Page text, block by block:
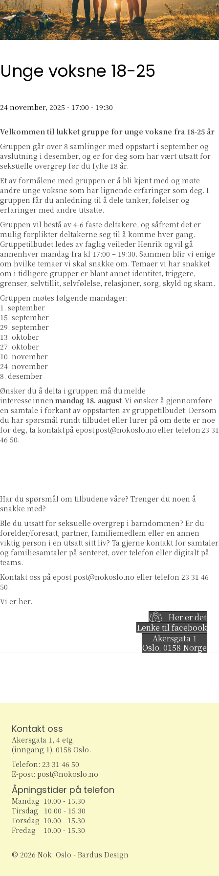
Unge voksne 18-25
24 november, 2025 - 17:00 - 19:30
Velkommen til lukket gruppe for unge voksne fra 18-25 år
Gruppen går over 8 samlinger med oppstart i september og
avslutning i desember, og er for deg som har vært utsatt for
seksuelle overgrep før du fylte 18 år.
Et av formålene med gruppen er å bli kjent med og møte
andre unge voksne som har lignende erfaringer som deg. I
gruppen får du anledning til å dele tanker, følelser og
erfaringer med andre utsatte.
Gruppen vil bestå av 4-6 faste deltakere, og såfremt det er
mulig forplikter deltakerne seg til å komme hver gang.
Gruppetilbudet ledes av faglig veileder Henrik og vil gå
annenhver mandag fra kl 17:00 – 19:30. Sammen blir vi enige
om hvilke temaer vi skal snakke om. Temaer vi har snakket
om i tidligere grupper er blant annet identitet, triggere,
grenser, selvtillit, selvfølelse, relasjoner, sorg, skyld og skam.
Gruppen møtes følgende mandager:
1. september
15. september
29. september
13. oktober
27. oktober
10. november
24. november
8. desember
Ønsker du å delta i gruppen må du melde
interesse innen mandag 18. august. Vi ønsker å gjennomføre
en samtale i forkant av oppstarten av gruppetilbudet. Dersom
du har spørsmål rundt tilbudet eller lurer på om dette er noe
for deg, ta kontakt på epostpost@nokoslo.noeller telefon 23 31
46 50.
Har du spørsmål om tilbudene våre? Trenger du noen å
snakke med?
Ble du utsatt for seksuelle overgrep i barndommen? Er du
forelder/foresatt, partner, familiemedlem eller en annen
viktig person i en utsatt sitt liv? Ta gjerne kontakt for samtaler
og familiesamtaler på senteret, over telefon eller digitalt på
teams.
Kontakt oss på epost post@nokoslo.no eller telefon 23 31 46
50.
Vi er her.
Her er det
Lenke til facebook
Akersgata 1
Oslo, 0158 Norge
Kontakt oss
Akersgata 1, 4 etg.
(inngang 1), 0158 Oslo.
Telefon: 23 31 46 50
E-post: post@nokoslo.no
Åpningstider på telefon
Mandag 10.00 - 15.30
Tirsdag 10.00 - 15.30
Torsdag 10.00 - 15.30
Fredag 10.00 - 15.30
© 2026 Nok. Oslo - Bardus Design